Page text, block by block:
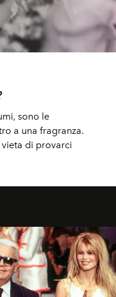
sono le
a una fragranza.
di provarci